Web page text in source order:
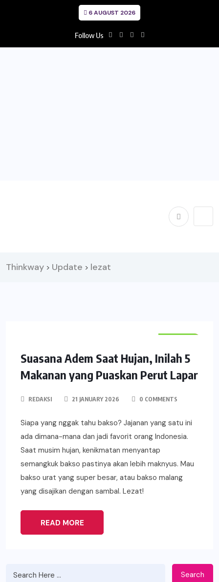
6 AUGUST 2026
Follow Us
Thinkway > Update > lezat
Suasana Adem Saat Hujan, Inilah 5
Makanan yang Puaskan Perut Lapar
REDAKSI 21 JANUARY 2026 0 COMMENTS
Siapa yang nggak tahu bakso? Jajanan yang satu ini
ada dimana-mana dan jadi favorit orang Indonesia.
Saat musim hujan, kenikmatan menyantap
semangkuk bakso pastinya akan lebih maknyus. Mau
bakso urat yang super besar, atau bakso malang
yang disajikan dengan sambal. Lezat!
READ MORE
Search